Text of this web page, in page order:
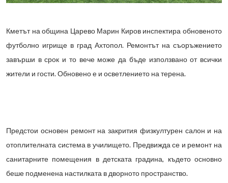
Кметът на община Царево Марин Киров инспектира обновеното
футболно игрище в град Ахтопол. Ремонтът на съоръжението
завърши в срок и то вече може да бъде използвано от всички
жители и гости. Обновено е и осветлението на терена.
Предстои основен ремонт на закрития физкултурен салон и на
отоплителната система в училището. Предвижда се и ремонт на
санитарните помещения в детската градина, където основно
беше подменена настилката в дворното пространство.